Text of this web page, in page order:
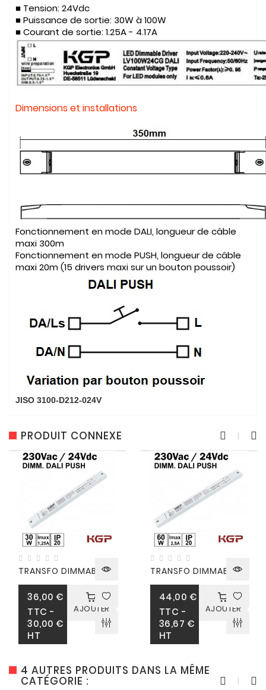
■ Tension:24Vdc
■ Puissance de sortie: 30W à 100W
■ Courant de sortie:1.25A - 4.17A
Dimensions et installations
Fonctionnement en mode DALI, longueur de câble
maxi 300m
Fonctionnement en mode PUSH, longueur de câble
maxi 20m (15 drivers maxi sur un bouton poussoir)
JISO 3100-D212-024V
PRODUIT CONNEXE
T
RANSFO DIMMABLE DALI PUSH 30W...
36,00 €
Prix
TTC -
30,00 €
HT
AJOUTER
T
RANSFO DIMMABLE DALI PUSH 60W...
44,00 €
Prix
TTC -
36,67 €
HT
AJOUTER
4 AUTRES PRODUITS DANS LA MÊME
CATÉGORIE :